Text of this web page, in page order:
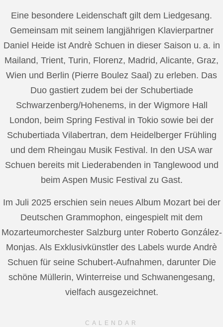
Eine besondere Leidenschaft gilt dem Liedgesang.
Gemeinsam mit seinem langjährigen Klavierpartner
Daniel Heide ist Andrè Schuen in dieser Saison u. a. in
Mailand, Trient, Turin, Florenz, Madrid, Alicante, Graz,
Wien und Berlin (Pierre Boulez Saal) zu erleben. Das
Duo gastiert zudem bei der Schubertiade
Schwarzenberg/Hohenems, in der Wigmore Hall
London, beim Spring Festival in Tokio sowie bei der
Schubertiada Vilabertran, dem Heidelberger Frühling
und dem Rheingau Musik Festival. In den USA war
Schuen bereits mit Liederabenden in Tanglewood und
beim Aspen Music Festival zu Gast.
Im Juli 2025 erschien sein neues Album Mozart bei der
Deutschen Grammophon, eingespielt mit dem
Mozarteumorchester Salzburg unter Roberto González-
Monjas. Als Exklusivkünstler des Labels wurde Andrè
Schuen für seine Schubert-Aufnahmen, darunter Die
schöne Müllerin, Winterreise und Schwanengesang,
vielfach ausgezeichnet.
CALENDAR